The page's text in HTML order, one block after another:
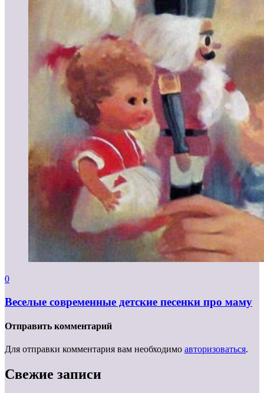
0
Веселые современные детские песенки про маму
Отправить комментарий
Для отправки комментария вам необходимо авторизоваться.
Свежие записи